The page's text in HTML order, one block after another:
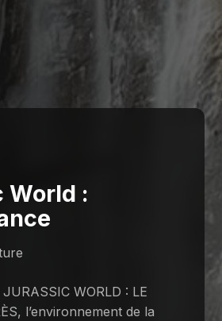
World :
WORLD : LE
l’environnement de la